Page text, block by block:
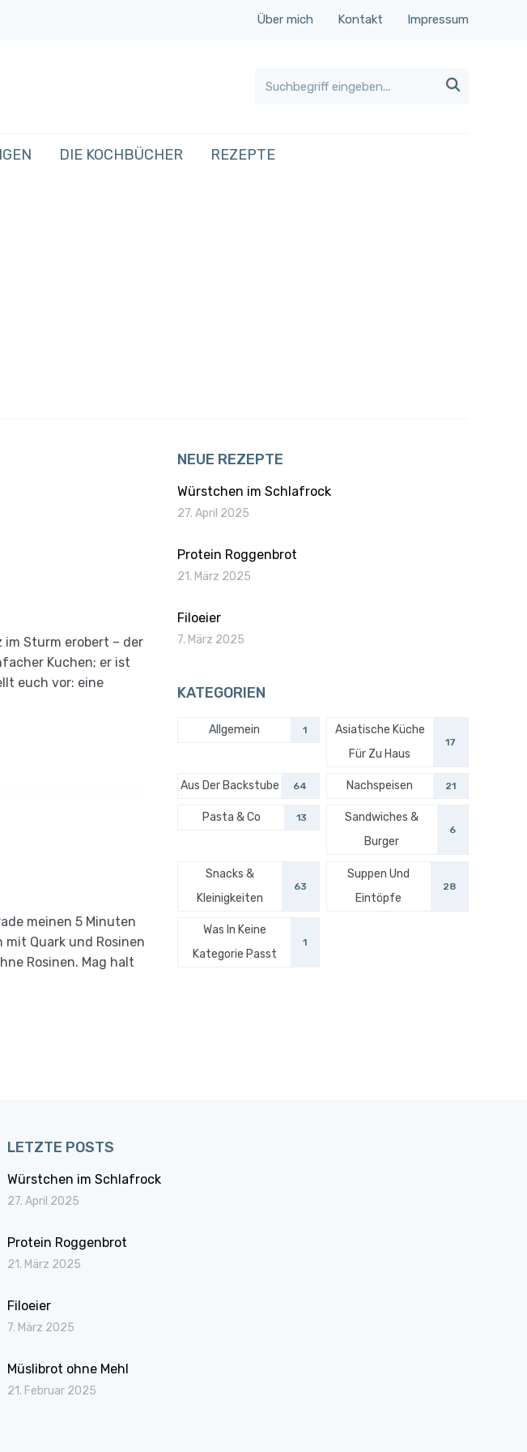
Über mich Kontakt Impressum

DIE KOCHBÜCHER REZEPTE
im Sturm erobert – der
Kuchen; er ist
euch vor: eine
meinen 5 Minuten
mit Quark und Rosinen
Rosinen. Mag halt
NEUE REZEPTE
Würstchen im Schlafrock
27. April 2025
Protein Roggenbrot
21. März 2025
Filoeier
7. März 2025
KATEGORIEN
Allgemein 1
Asiatische Küche
Für Zu Haus
17
Aus Der Backstube 64 Nachspeisen 21
Pasta & Co 13
Sandwiches &
Burger
6
Snacks &
Kleinigkeiten
63
Suppen Und
Eintöpfe
28
Was In Keine
Kategorie Passt
1
LETZTE POSTS
Würstchen im Schlafrock
27. April 2025
Protein Roggenbrot
21. März 2025
Filoeier
7. März 2025
Müslibrot ohne Mehl
21. Februar 2025